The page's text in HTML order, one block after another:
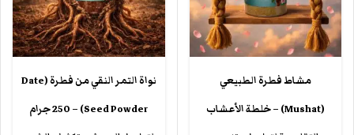
مشاط فطرة الطبيعي
(Mushat) – خلطة الأعشاب
نواة التمر النقي من فطرة (Date
Seed Powder) – 250 جرام